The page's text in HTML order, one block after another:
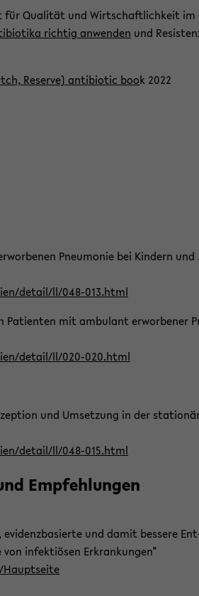
für Qua­li­tät und Wirt­schaft­lich­keit
rich­tig an­wen­den und
Re­ser­ve) an­ti­bio­tic book 2022
Pneu­mo­nie bei Kin­dern
de­tail/ll/048-​013.html
Pa­ti­en­ten mit am­bu­lant er­wor­be­ner
de­tail/ll/020-​020.html
und Um­set­zung in der
de­tail/ll/048-​015.html
Emp­feh­lun­gen
und damit bes­se­re
von in­fek­tiö­sen Er­kran­kun­gen"